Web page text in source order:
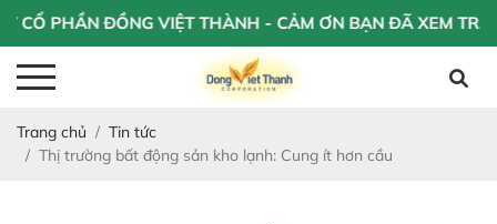
ĐỒNG VIỆT THÀNH - CẢM ƠN BẠN ĐÃ XEM TRANG
Trang chủ
Tin tức
Thị trường bất động sản kho lạnh: Cung ít hơn cầu